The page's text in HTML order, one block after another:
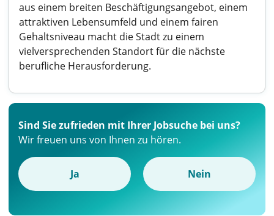
aus einem breiten Beschäftigungsangebot, einem
attraktiven Lebensumfeld und einem fairen
Gehaltsniveau macht die Stadt zu einem
vielversprechenden Standort für die nächste
berufliche Herausforderung.
Sind Sie zufrieden mit Ihrer Jobsuche bei uns?
Wir freuen uns von Ihnen zu hören.
Ja Nein